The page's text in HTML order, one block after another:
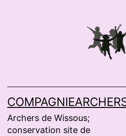
Archers de Wissous;
conservation site de